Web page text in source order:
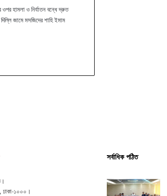
ওপর হামলা ও নির্যাতন বন্ধে দ্রুত
জামে মসজিদের শাহি ইমাম
ঢাকা-১০০০।
সর্বাধিক পঠিত